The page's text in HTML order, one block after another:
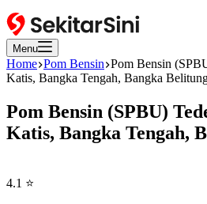
Menu
Home Pom Bensin Pom Bensin
Katis, Bangka Tengah, Bangka
Pom Bensin (SPBU)
Katis, Bangka Tengah,
4.1 ⭐